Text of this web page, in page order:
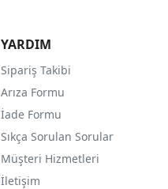
YARDIM
Sipariş Takibi
Arıza Formu
İade Formu
Sıkça Sorulan Sorular
Müşteri Hizmetleri
İletişim